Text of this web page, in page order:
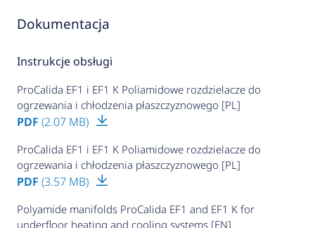
Dokumentacja
Instrukcje obsługi
ProCalida EF1 i EF1 K Poliamidowe rozdzielacze do
ogrzewania i chłodzenia płaszczyznowego [PL]
PDF (2.07 MB)
ProCalida EF1 i EF1 K Poliamidowe rozdzielacze do
ogrzewania i chłodzenia płaszczyznowego [PL]
PDF (3.57 MB)
Polyamide manifolds ProCalida EF1 and EF1 K for
underfloor heating and cooling systems [EN]